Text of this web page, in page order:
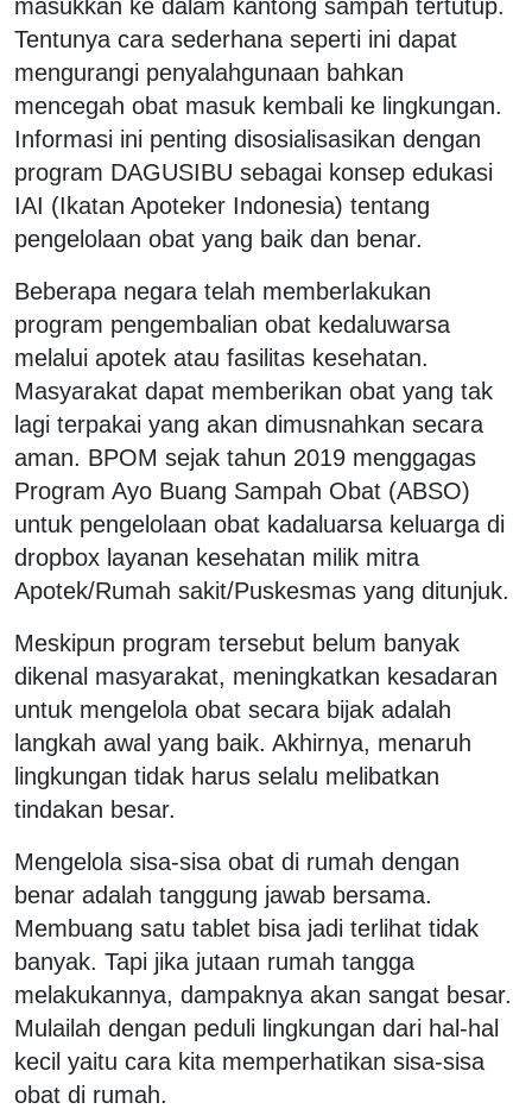
masukkan ke dalam kantong sampah tertutup.
Tentunya cara sederhana seperti ini dapat
mengurangi penyalahgunaan bahkan
mencegah obat masuk kembali ke lingkungan.
Informasi ini penting disosialisasikan dengan
program DAGUSIBU sebagai konsep edukasi
IAI (Ikatan Apoteker Indonesia) tentang
pengelolaan obat yang baik dan benar.
Beberapa negara telah memberlakukan
program pengembalian obat kedaluwarsa
melalui apotek atau fasilitas kesehatan.
Masyarakat dapat memberikan obat yang tak
lagi terpakai yang akan dimusnahkan secara
aman. BPOM sejak tahun 2019 menggagas
Program Ayo Buang Sampah Obat (ABSO)
untuk pengelolaan obat kadaluarsa keluarga di
dropbox layanan kesehatan milik mitra
Apotek/Rumah sakit/Puskesmas yang ditunjuk.
Meskipun program tersebut belum banyak
dikenal masyarakat, meningkatkan kesadaran
untuk mengelola obat secara bijak adalah
langkah awal yang baik. Akhirnya, menaruh
lingkungan tidak harus selalu melibatkan
tindakan besar.
Mengelola sisa-sisa obat di rumah dengan
benar adalah tanggung jawab bersama.
Membuang satu tablet bisa jadi terlihat tidak
banyak. Tapi jika jutaan rumah tangga
melakukannya, dampaknya akan sangat besar.
Mulailah dengan peduli lingkungan dari hal-hal
kecil yaitu cara kita memperhatikan sisa-sisa
obat di rumah.